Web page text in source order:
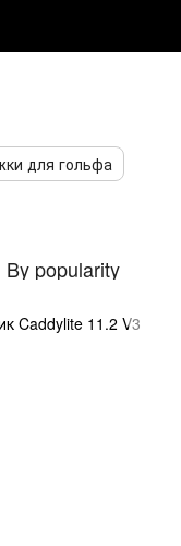
для гольфа
By popularity